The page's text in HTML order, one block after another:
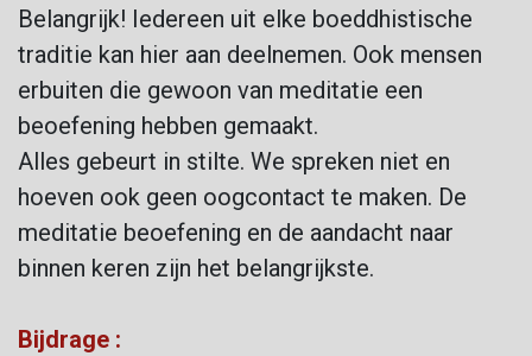
Belangrijk! Iedereen uit elke boeddhistische
traditie kan hier aan deelnemen. Ook mensen
erbuiten die gewoon van meditatie een
beoefening hebben gemaakt.
Alles gebeurt in stilte. We spreken niet en
hoeven ook geen oogcontact te maken. De
meditatie beoefening en de aandacht naar
binnen keren zijn het belangrijkste.
Bijdrage :